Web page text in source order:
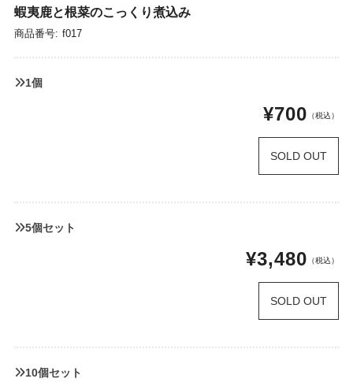
蝦夷鹿と根菜のこっくり煮込み
商品番号: f017
1個
¥700 （税込）
SOLD OUT
5個セット
¥3,480 （税込）
SOLD OUT
10個セット